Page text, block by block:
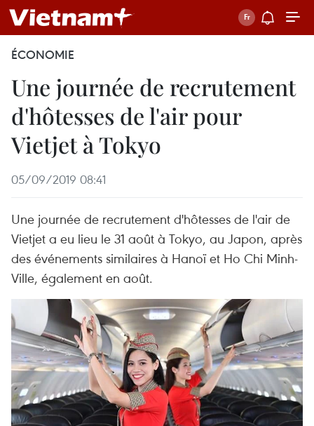
ÉCONOMIE
Une journée de recrutement
d'hôtesses de l'air pour
Vietjet à Tokyo
05/09/2019 08:41
Une journée de recrutement d'hôtesses de l'air de
Vietjet a eu lieu le 31 août à Tokyo, au Japon, après
des événements similaires à Hanoï et Ho Chi Minh-
Ville, également en août.